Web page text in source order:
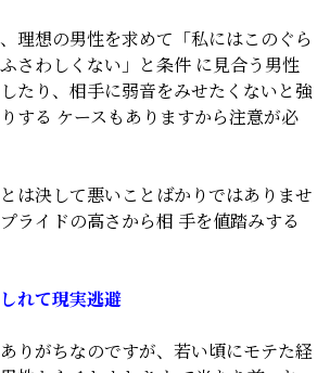
理想の男性を求めて「私にはこのぐら
さわしくない」と条件 に見合う男性
たり、相手に弱音をみせたくないと強
する ケースもありますから注意が必
は決して悪いことばかりではありませ
ライドの高さから相 手を値踏みする
れて現実逃避
りがちなのですが、若い頃にモテた経